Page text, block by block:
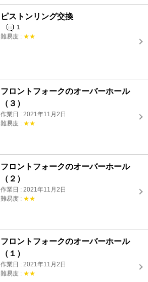
ピストンリング交換
1
難易度 : ★★
フロントフォークのオーバーホール
（３）
作業日 : 2021年11月2日
難易度 : ★★
フロントフォークのオーバーホール
（２）
作業日 : 2021年11月2日
難易度 : ★★
フロントフォークのオーバーホール
（１）
作業日 : 2021年11月2日
難易度 : ★★